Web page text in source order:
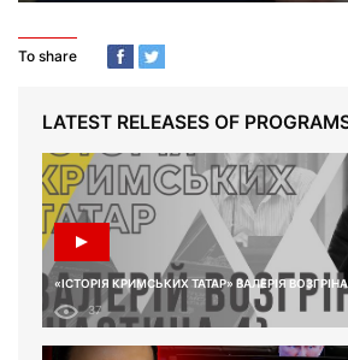
To share
LATEST RELEASES OF
«ІСТОРІЯ КРИМСЬКИХ ТАТАР» ВАЛЕРІЯ
37